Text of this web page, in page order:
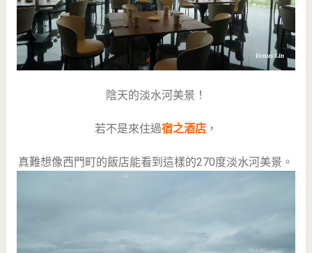
陰天的淡水河美景！
若不是來住過宿之酒店，
真難想像西門町的飯店能看到這樣的270度淡水河美景。